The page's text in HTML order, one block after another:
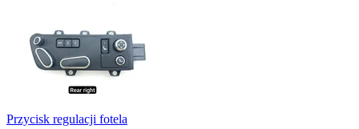
Przycisk regulacji fotela